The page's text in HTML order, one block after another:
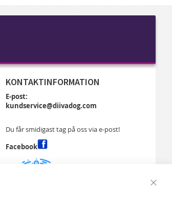
KONTAKTINFORMATION
E-post:
kundservice@diivadog.com
Du får smidigast tag på oss via e-post!
Facebook